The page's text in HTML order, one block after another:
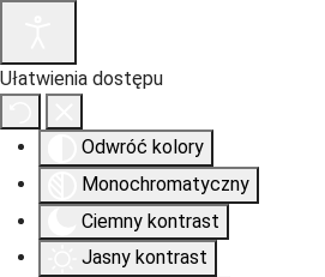
Ułatwienia dostępu
Odwróć kolory
Monochromatyczny
Ciemny kontrast
Jasny kontrast